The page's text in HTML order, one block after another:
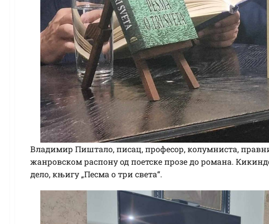
Владимир Пиштало, писац, професор, колумниста,
жанровском распону од поетске прозе до романа.
дело, књигу „Песма о три света“.